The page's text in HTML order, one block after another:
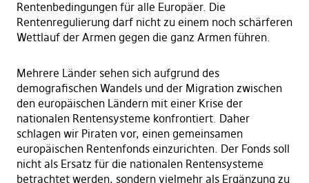
Rentenbedingungen für alle Europäer. Die
Rentenregulierung darf nicht zu einem noch schärferen
Wettlauf der Armen gegen die ganz Armen führen.
Mehrere Länder sehen sich aufgrund des
demografischen Wandels und der Migration zwischen
den europäischen Ländern mit einer Krise der
nationalen Rentensysteme konfrontiert. Daher
schlagen wir Piraten vor, einen gemeinsamen
europäischen Rentenfonds einzurichten. Der Fonds soll
nicht als Ersatz für die nationalen Rentensysteme
betrachtet werden, sondern vielmehr als Ergänzung zu